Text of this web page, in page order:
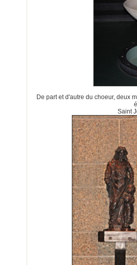
De part et d'autre du choeur, deux
Saint